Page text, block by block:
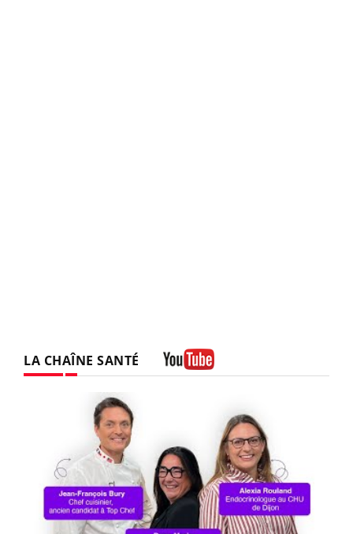
LA CHAÎNE SANTÉ